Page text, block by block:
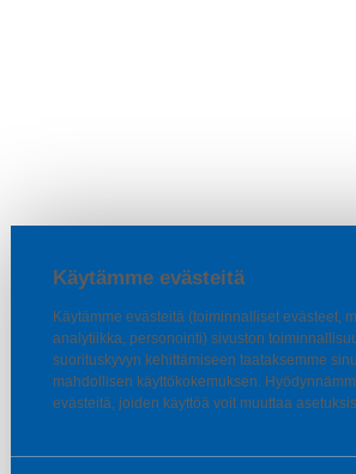
Käytämme evästeitä
Käytämme evästeitä (toiminnalliset evästeet,
analytiikka, personointi) sivuston
suorituskyvyn kehittämiseen taataksemme
mahdollisen käyttökokemuksen.
evästeitä, joiden käyttöä voit muuttaa